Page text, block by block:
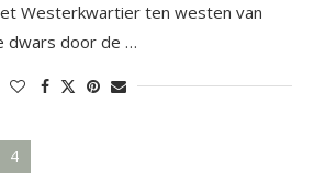
Westerkwartier ten westen van
dwars door de …
4